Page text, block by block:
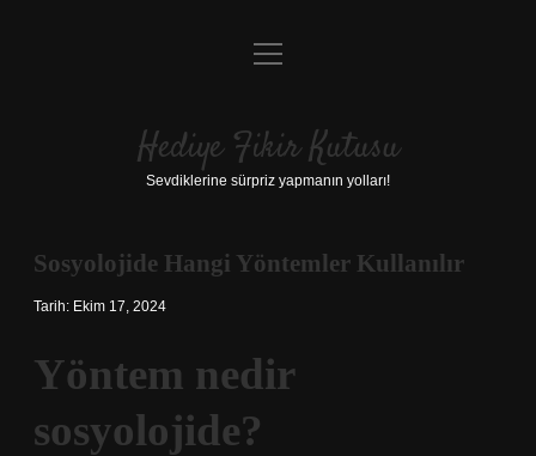
Anasayfa
Yasal Uyarı
menüyü
Hediye Fikir Kutusu
Sevdiklerine sürpriz yapmanın yolları!
Sosyolojide Hangi Yöntemler Kullanılır
Tarih: Ekim 17, 2024
Yöntem nedir
sosyolojide?